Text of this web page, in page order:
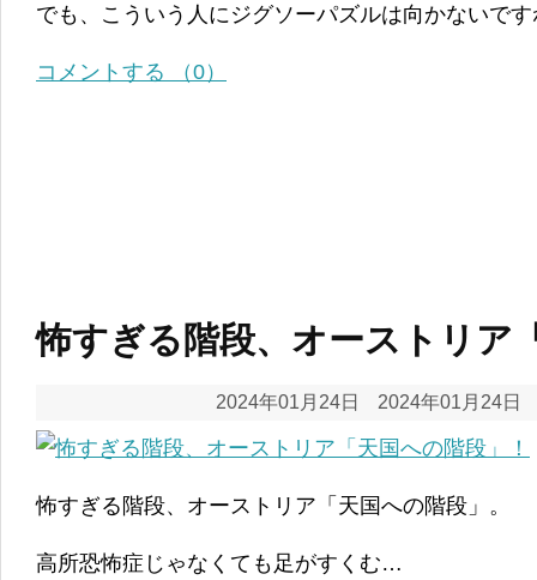
でも、こういう人にジグソーパズルは向かないです
コメントする （0）
怖すぎる階段、オーストリア
2024年01月24日 2024年01月24日
怖すぎる階段、オーストリア「天国への階段」。
高所恐怖症じゃなくても足がすくむ…